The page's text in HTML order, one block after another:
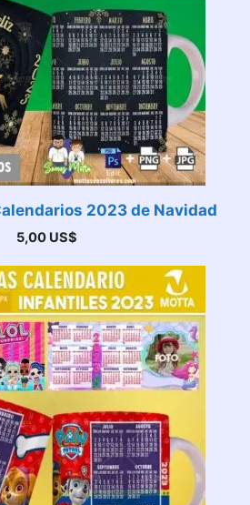
2023 de Navidad
5,00 US$